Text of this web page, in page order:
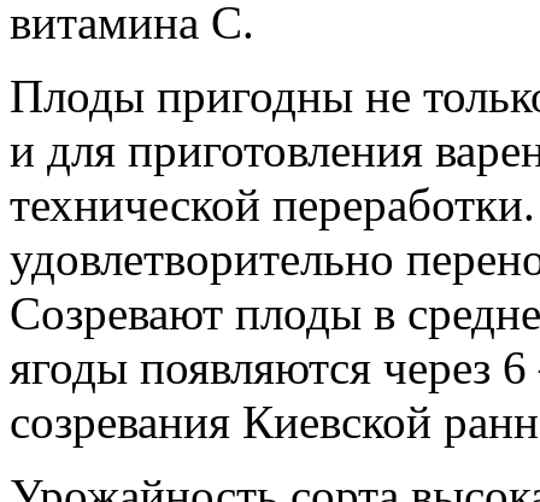
витамина С.
Плоды пригодны не
и для приготовления
технической
удовлетворительно
Созревают плоды в
ягоды появляются через
созревания Киевской